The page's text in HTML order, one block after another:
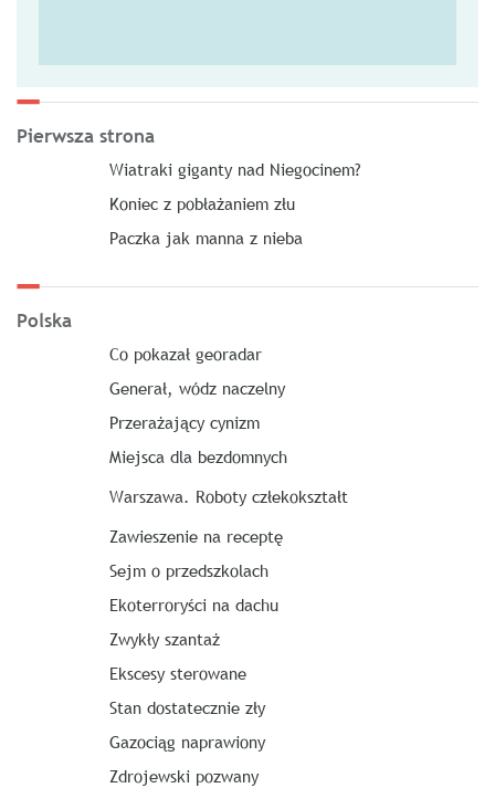
Pierwsza strona
Wiatraki giganty nad Niegocinem?
Koniec z pobłażaniem złu
Paczka jak manna z nieba
Polska
Co pokazał georadar
Generał, wódz naczelny
Przerażający cynizm
Miejsca dla bezdomnych
Warszawa. Roboty człekokształt
Zawieszenie na receptę
Sejm o przedszkolach
Ekoterroryści na dachu
Zwykły szantaż
Ekscesy sterowane
Stan dostatecznie zły
Gazociąg naprawiony
Zdrojewski pozwany